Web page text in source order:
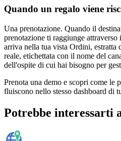
Quando un regalo viene
Una prenotazione. Quando il
prenotazione ti raggiunge
arriva nella tua vista Ordini, estratta
reale, etichettata con il nome del
dell'ospite di cui hai bisogno per
Prenota una demo e scopri come le
fluiscono nello stesso dashboard di
Potrebbe interessarti